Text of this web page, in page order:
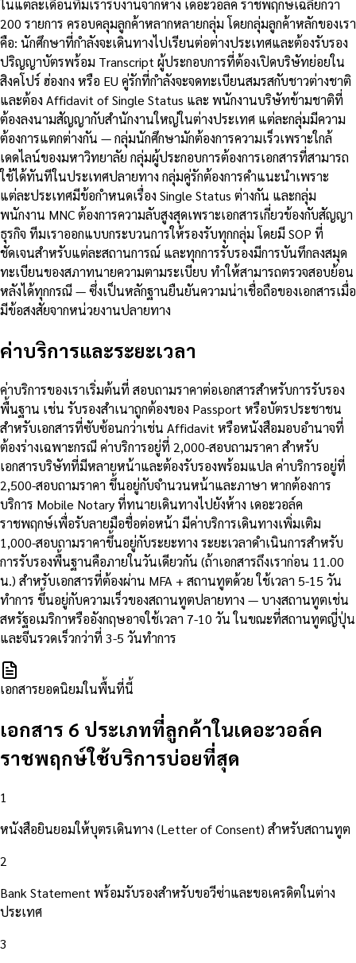
ในแต่ละเดือนทีมเรารับงานจากห้าง เดอะวอล์ค ราชพฤกษ์เฉลี่ยกว่า
200 รายการ ครอบคลุมลูกค้าหลากหลายกลุ่ม โดยกลุ่มลูกค้าหลักของเรา
คือ: นักศึกษาที่กำลังจะเดินทางไปเรียนต่อต่างประเทศและต้องรับรอง
ปริญญาบัตรพร้อม Transcript ผู้ประกอบการที่ต้องเปิดบริษัทย่อยใน
สิงคโปร์ ฮ่องกง หรือ EU คู่รักที่กำลังจะจดทะเบียนสมรสกับชาวต่างชาติ
และต้อง Affidavit of Single Status และ พนักงานบริษัทข้ามชาติที่
ต้องลงนามสัญญากับสำนักงานใหญ่ในต่างประเทศ แต่ละกลุ่มมีความ
ต้องการแตกต่างกัน — กลุ่มนักศึกษามักต้องการความเร็วเพราะใกล้
เดดไลน์ของมหาวิทยาลัย กลุ่มผู้ประกอบการต้องการเอกสารที่สามารถ
ใช้ได้ทันทีในประเทศปลายทาง กลุ่มคู่รักต้องการคำแนะนำเพราะ
แต่ละประเทศมีข้อกำหนดเรื่อง Single Status ต่างกัน และกลุ่ม
พนักงาน MNC ต้องการความลับสูงสุดเพราะเอกสารเกี่ยวข้องกับสัญญา
ธุรกิจ ทีมเราออกแบบกระบวนการให้รองรับทุกกลุ่ม โดยมี SOP ที่
ชัดเจนสำหรับแต่ละสถานการณ์ และทุกการรับรองมีการบันทึกลงสมุด
ทะเบียนของสภาทนายความตามระเบียบ ทำให้สามารถตรวจสอบย้อน
หลังได้ทุกกรณี — ซึ่งเป็นหลักฐานยืนยันความน่าเชื่อถือของเอกสารเมื่อ
มีข้อสงสัยจากหน่วยงานปลายทาง
ค่าบริการและระยะเวลา
ค่าบริการของเราเริ่มต้นที่ สอบถามราคาต่อเอกสารสำหรับการรับรอง
พื้นฐาน เช่น รับรองสำเนาถูกต้องของ Passport หรือบัตรประชาชน
สำหรับเอกสารที่ซับซ้อนกว่าเช่น Affidavit หรือหนังสือมอบอำนาจที่
ต้องร่างเฉพาะกรณี ค่าบริการอยู่ที่ 2,000-สอบถามราคา สำหรับ
เอกสารบริษัทที่มีหลายหน้าและต้องรับรองพร้อมแปล ค่าบริการอยู่ที่
2,500-สอบถามราคา ขึ้นอยู่กับจำนวนหน้าและภาษา หากต้องการ
บริการ Mobile Notary ที่ทนายเดินทางไปยังห้าง เดอะวอล์ค
ราชพฤกษ์เพื่อรับลายมือชื่อต่อหน้า มีค่าบริการเดินทางเพิ่มเติม
1,000-สอบถามราคาขึ้นอยู่กับระยะทาง ระยะเวลาดำเนินการสำหรับ
การรับรองพื้นฐานคือภายในวันเดียวกัน (ถ้าเอกสารถึงเราก่อน 11.00
น.) สำหรับเอกสารที่ต้องผ่าน MFA + สถานทูตด้วย ใช้เวลา 5-15 วัน
ทำการ ขึ้นอยู่กับความเร็วของสถานทูตปลายทาง — บางสถานทูตเช่น
สหรัฐอเมริกาหรืออังกฤษอาจใช้เวลา 7-10 วัน ในขณะที่สถานทูตญี่ปุ่น
และจีนรวดเร็วกว่าที่ 3-5 วันทำการ
เอกสารยอดนิยมในพื้นที่นี้
เอกสาร 6 ประเภทที่ลูกค้าในเดอะวอล์ค
ราชพฤกษ์ใช้บริการบ่อยที่สุด
1
หนังสือยินยอมให้บุตรเดินทาง (Letter of Consent) สำหรับสถานทูต
2
Bank Statement พร้อมรับรองสำหรับขอวีซ่าและขอเครดิตในต่าง
ประเทศ
3